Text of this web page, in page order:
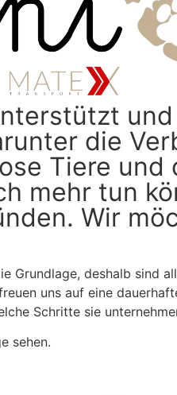
die
Tiere
mehr tun
Wir
Grundlage, deshalb sind
uns auf eine
Schritte sie
sehen.